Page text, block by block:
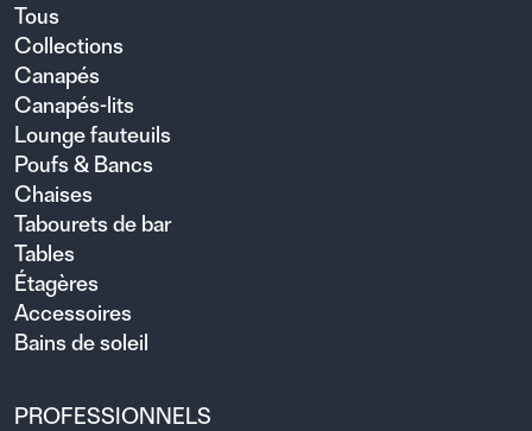
Tous
Collections
Canapés
Canapés-lits
Lounge fauteuils
Poufs & Bancs
Chaises
Tabourets de bar
Tables
Étagères
Accessoires
Bains de soleil
PROFESSIONNELS